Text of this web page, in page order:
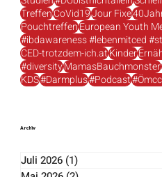
CEDIBD#CEDKompassoemccv
Studien#DUbistnichtallein
TreffenCoVid19Jour Fixe
PouchtreffenEuropean Youth
#ibdawareness #lebenmitced
CED-trotzdem-ich.atKinder